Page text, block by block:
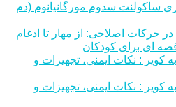
ساکولنت سدوم مورگانیانوم (دم
حرکات اصلاحی: از مهار تا ادغام
ای برای کودکان
کویر : نکات ایمنی، تجهیزات و
کویر : نکات ایمنی، تجهیزات و